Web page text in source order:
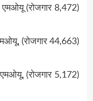
(रोजगार 8,472)
(रोजगार 44,663)
(रोजगार 5,172)